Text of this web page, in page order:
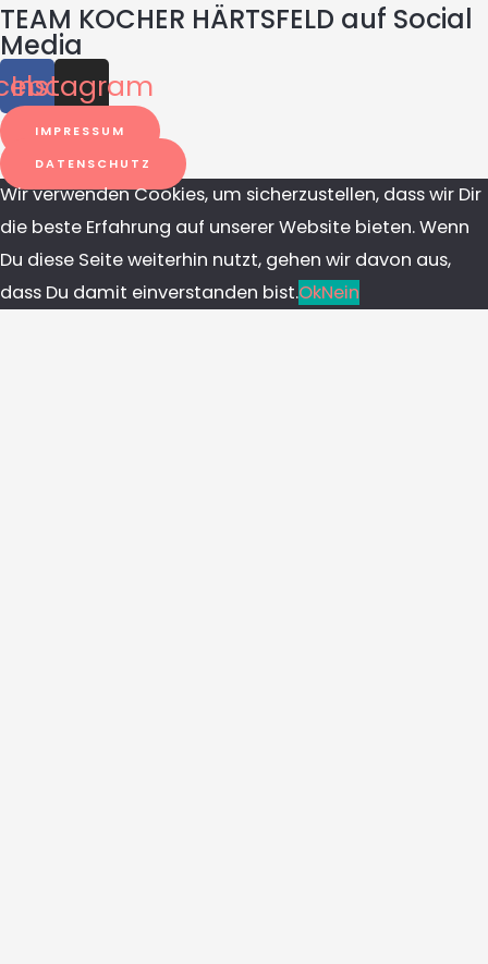
TEAM KOCHER HÄRTSFELD auf Social
Media
Instagram
IMPRESSUM
DATENSCHUTZ
Wir verwenden Cookies, um sicherzustellen, dass wir Dir
die beste Erfahrung auf unserer Website bieten. Wenn
Du diese Seite weiterhin nutzt, gehen wir davon aus,
dass Du damit einverstanden bist.OkNein